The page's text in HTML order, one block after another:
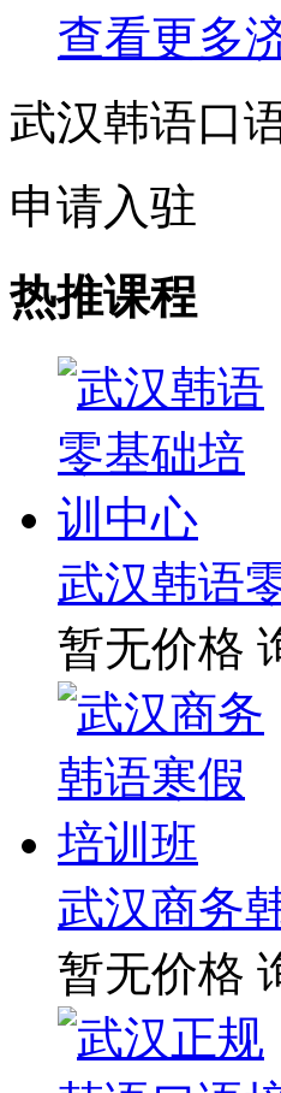
查看更多
武汉韩语口
申请入驻
热推课程
武汉韩语
暂无价格
武汉商务
暂无价格